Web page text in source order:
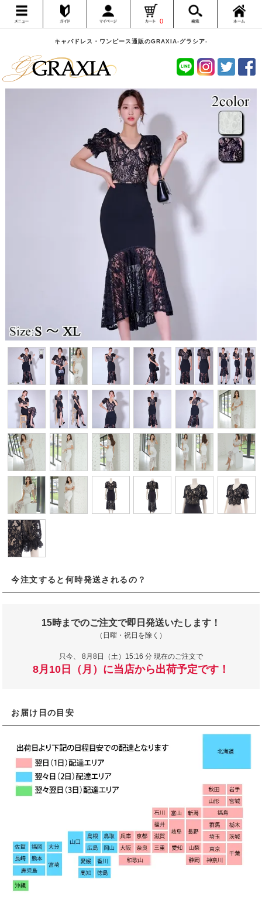
キャバドレス・ワンピース通販のGRAXIA-グラシア-
0
今注文すると何時発送されるの？
15時までのご注文で即日発送いたします！
（日曜・祝日を除く）
只今、 8月8日（土）15:16 分 現在のご注文で
8月10日（月）に当店から出荷予定です！
お届け日の目安